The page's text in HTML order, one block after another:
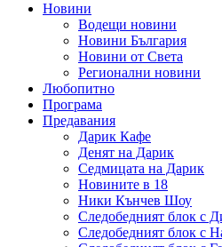
Новини
Водещи новини
Новини България
Новини от Света
Регионални новини
Любопитно
Програма
Предавания
Дарик Кафе
Денят на Дарик
Седмицата на Дарик
Новините в 18
Ники Кънчев Шоу
Следобедният блок с
Следобедният блок с